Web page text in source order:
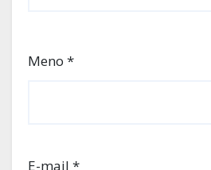
Meno *
E-mail *